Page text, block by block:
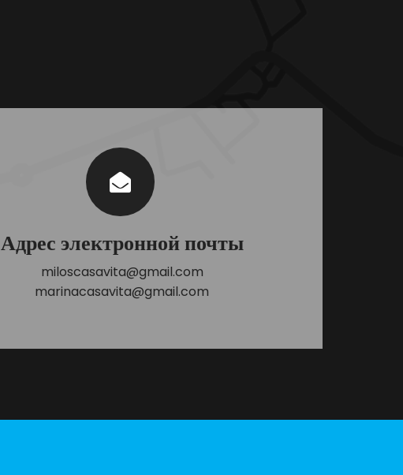
Адрес электронной почты
miloscasavita@gmail.com
marinacasavita@gmail.com